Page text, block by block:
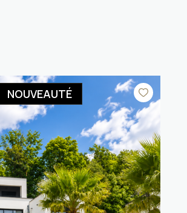
NOUVEAUTÉ